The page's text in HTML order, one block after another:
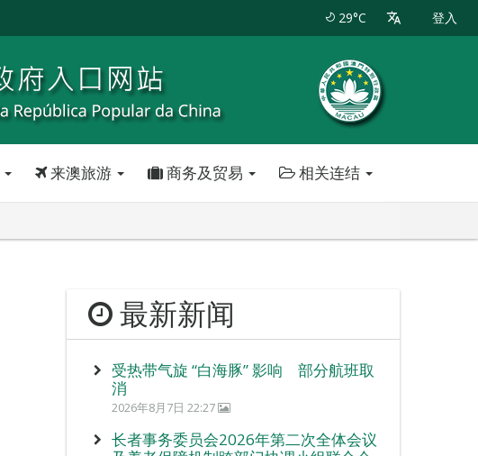
29°C 登入
来澳旅游 商务及贸易 相关连结
最新新闻
受热带气旋 “白海豚” 影响 部分航班取
消
2026年8月7日 22:27
长者事务委员会2026年第二次全体会议